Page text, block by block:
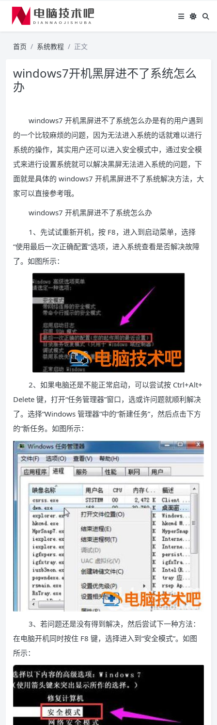
首页 系统教程 正文
windows7开机黑屏进不了系统怎么
办
windows7 开机黑屏进不了系统怎么办是有的用户遇到
的一个比较麻烦的问题，因为无法进入系统的话就难以进行
系统的操作，其实用户还可以进入安全模式中，通过安全模
式来进行设置系统就可以解决黑屏无法进入系统的问题，下
面就是具体的 windows7 开机黑屏进不了系统解决方法，大
家可以直接参考哦。
windows7 开机黑屏进不了系统怎么办
1、先试试重新开机，按 F8，进入到启动菜单，选择
“使用最后一次正确配置”选项，进入系统查看是否解决故障
了。如图所示：
2、如果电脑还是不能正常启动，可以尝试按 Ctrl+Alt+
Delete 键，打开“任务管理器”窗口，选或许问题就顺利解决
了。选择“Windows 管理器”中的“新建任务”，然后点击下方
的“新任务。如图所示：
3、若问题还是没有得到解决，然后尝试下一种方法：
在电脑开机同时按住 F8 键，选择进入到“安全模式”。如图
所示：